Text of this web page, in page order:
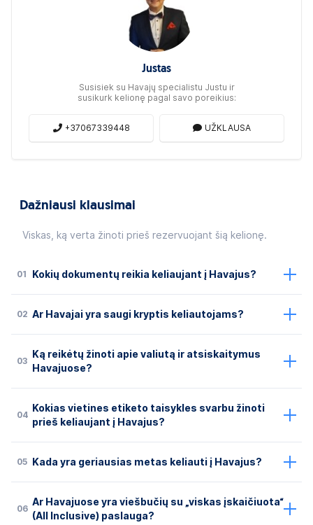
Justas
Susisiek su Havajų specialistu Justu ir
susikurk kelionę pagal savo poreikius:
+37067339448 UŽKLAUSA
Dažniausi klausimai
Viskas, ką verta žinoti prieš rezervuojant šią kelionę.
01 Kokių dokumentų reikia keliaujant į Havajus?
02 Ar Havajai yra saugi kryptis keliautojams?
03
Ką reikėtų žinoti apie valiutą ir atsiskaitymus
Havajuose?
04
Kokias vietines etiketo taisykles svarbu žinoti
prieš keliaujant į Havajus?
05 Kada yra geriausias metas keliauti į Havajus?
06
Ar Havajuose yra viešbučių su „viskas įskaičiuota“
(All Inclusive) paslauga?